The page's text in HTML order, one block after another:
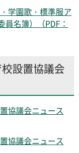
学園歌・標準服ア
名簿）（PDF：
設置協議会
協議会ニュース
協議会ニュース